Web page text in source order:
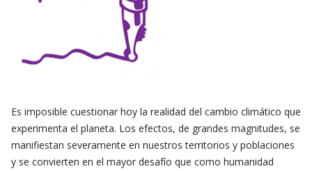
Es imposible cuestionar hoy la realidad del cambio climático que
experimenta el planeta. Los efectos, de grandes magnitudes, se
manifiestan severamente en nuestros territorios y poblaciones
y se convierten en el mayor desafío que como humanidad